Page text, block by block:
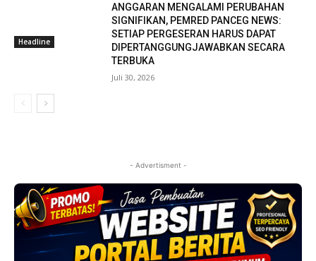
Headline
ANGGARAN MENGALAMI PERUBAHAN
SIGNIFIKAN, PEMRED PANCEG NEWS:
SETIAP PERGESERAN HARUS DAPAT
DIPERTANGGUNGJAWABKAN SECARA
TERBUKA
Juli 30, 2026
- Advertisment -